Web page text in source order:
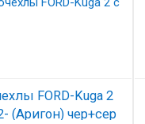
FORD-Kuga 2
(Аригон) чер+сер